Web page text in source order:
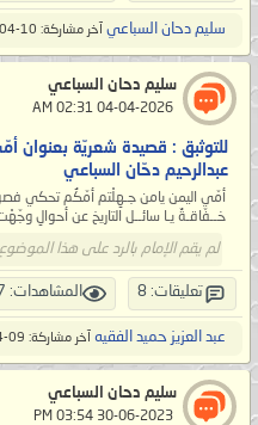
سليم دحان السباعي آخر مشاركة: 10-04-2026,
سليم دحان السباعي
للتوثبق : قصيدة شعريّة بعنوان
عبدالرحيم دحّان السباعي
أمّي اليمن يامن جـهِلْتم أمّكُم تحكي
خــفّاقـةٌ يـا سائــل التاريخ عن أحوالِ
لم يقم الإمام بالرد على هذا الموضوع
تعليقات: 8 المشاهدات: 20,337
عبد العزيز حميد الفقيه آخر مشاركة: 09-04-2026,
سليم دحان السباعي